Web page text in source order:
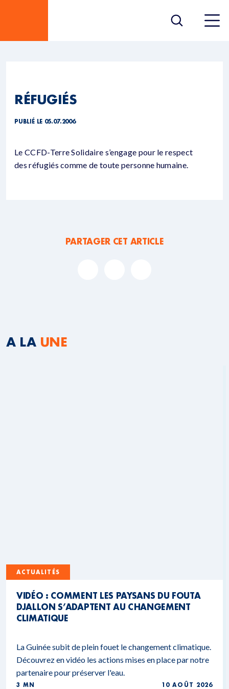
RÉFUGIÉS
PUBLIÉ LE 05.07.2006
Le CCFD-Terre Solidaire s’engage pour le respect
des réfugiés comme de toute personne humaine.
PARTAGER CET ARTICLE
A LA UNE
ACTUALITÉS
VIDÉO : COMMENT LES PAYSANS DU FOUTA
DJALLON S’ADAPTENT AU CHANGEMENT
CLIMATIQUE
La Guinée subit de plein fouet le changement climatique.
Découvrez en vidéo les actions mises en place par notre
partenaire pour préserver l'eau.
3 MN 10 AOÛT 2026